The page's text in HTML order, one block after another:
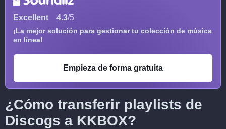
Excellent 4.3/5
¡La mejor solución para gestionar tu colección de música
en línea!
Empieza de forma gratuita
¿Cómo transferir playlists de
Discogs a KKBOX?